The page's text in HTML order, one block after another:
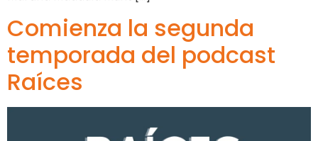
Comienza la segunda
temporada del podcast
Raíces